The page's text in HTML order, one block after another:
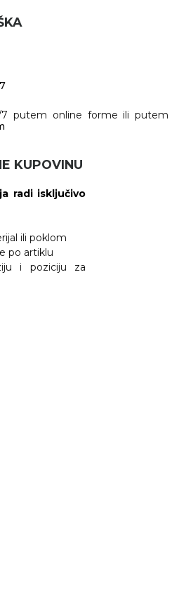
7 putem online forme ili putem
KUPOVINU
radi isključivo
ili poklom
po artiklu
i poziciju za